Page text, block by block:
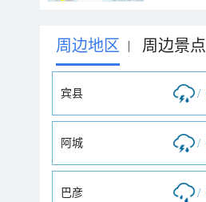
周边地区 | 周边景点
宾县 /
阿城 /
巴彦 /